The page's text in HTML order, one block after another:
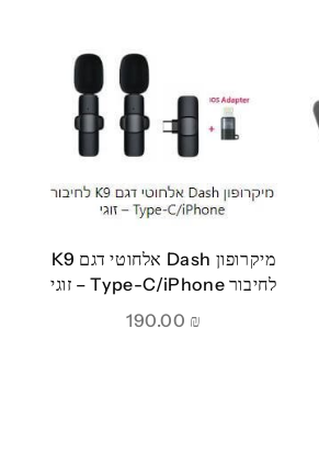
מיקרופון Dash אלחוטי דגם K9
לחיבור Type-C/iPhone – זוגי
₪